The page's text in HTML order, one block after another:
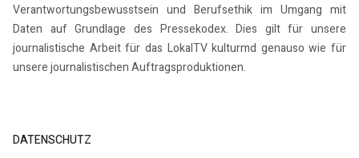
Verantwortungsbewusstsein und Berufsethik im Umgang mit
Daten auf Grundlage des Pressekodex. Dies gilt für unsere
journalistische Arbeit für das LokalTV kulturmd genauso wie für
unsere journalistischen Auftragsproduktionen.
DATENSCHUTZ